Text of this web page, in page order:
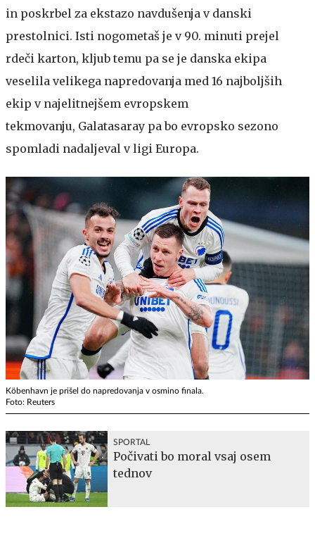
in poskrbel za ekstazo navdušenja v danski
prestolnici. Isti nogometaš je v 90. minuti prejel
rdeči karton, kljub temu pa se je danska ekipa
veselila velikega napredovanja med 16 najboljših
ekip v najelitnejšem evropskem
tekmovanju, Galatasaray pa bo evropsko sezono
spomladi nadaljeval v ligi Europa.
Köbenhavn je prišel do napredovanja v osmino finala.
Foto: Reuters
SPORTAL
Počivati bo moral vsaj osem
tednov